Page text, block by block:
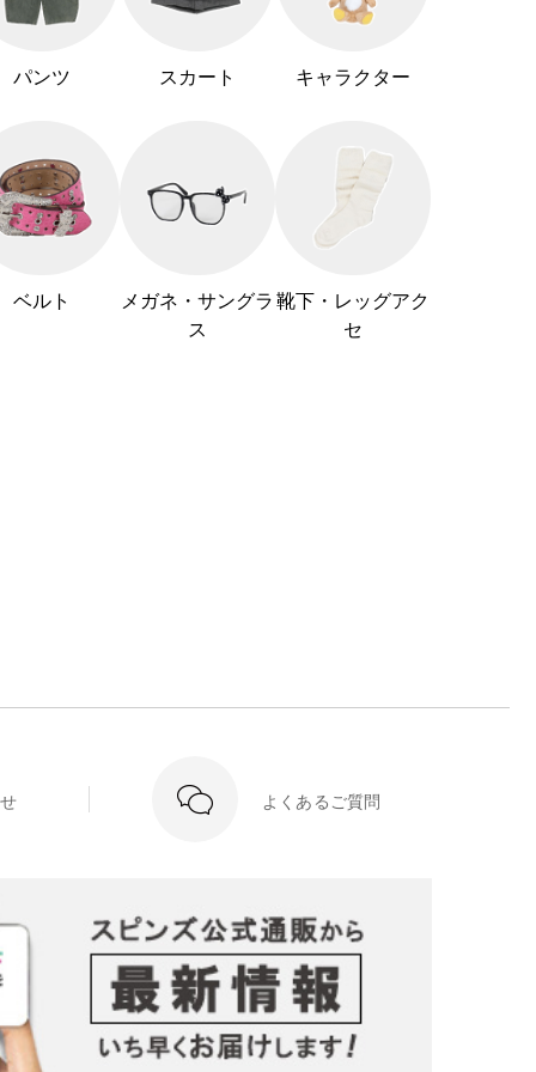
パンツ スカート キャラクター
ベルト
メガネ・サングラ
ス
靴下・レッグアク
セ
よくあるご質問